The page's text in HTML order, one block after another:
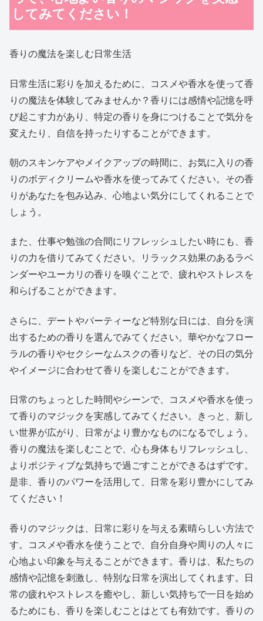
してみてください！
香りの魔法を楽しむ日常生活
日常生活に彩りを加えるために、コスメや香水を使って香
りの魔法を体験してみませんか？香りには感情や記憶を呼
び起こす力があり、特定の香りを身につけることで気分を
変えたり、自信を持ったりすることができます。
朝のスキンケアやメイクアップの時間に、お気に入りの香
りのボディクリームや香水を使ってみてください。その香
りがあなたを包み込み、心地よい気分にしてくれることで
しょう。
また、仕事や勉強の合間にリフレッシュしたい時にも、香
りの力を借りてみてください。リラックス効果のあるラベ
ンダーやユーカリの香りを嗅ぐことで、疲れやストレスを
和らげることができます。
さらに、デートやパーティーなど特別な日には、自分を演
出するための香りを選んでみてください。華やかなフロー
ラルの香りやセクシーなムスクの香りなど、その日の気分
やイメージに合わせて香りを楽しむことができます。
日常のちょっとした時間やシーンで、コスメや香水を使っ
て香りのマジックを実感してみてください。きっと、新し
い世界が広がり、日常がより豊かなものになるでしょう。
香りの魔法を楽しむことで、心も身体もリフレッシュし、
よりポジティブな気持ちで過ごすことができるはずです。
是非、香りのパワーを活用して、日常を彩り豊かにしてみ
てください！
香りのマジックは、日常に彩りを与える素晴らしい方法で
す。コスメや香水を使うことで、自分自身や周りの人々に
心地よい印象を与えることができます。香りは、私たちの
感情や記憶を刺激し、特別な日常を演出してくれます。日
常の疲れやストレスを癒やし、新しい気持ちで一日を始め
るためにも、香りを楽しむことはとても有効です。香りの